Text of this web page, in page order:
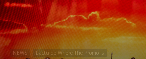
NEWS L'actu de Where The Promo Is